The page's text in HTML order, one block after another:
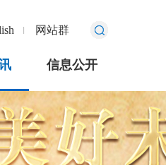
网站群
信息公开